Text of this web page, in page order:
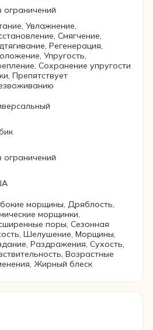
ограничений
Увлажнение,
Смягчение,
Регенерация,
Упругость,
Сохранение упругости
Препятствует
ограничений
морщины, Дряблость,
морщинки,
поры, Сезонная
Шелушение, Морщины,
Раздражения, Сухость,
Возрастные
Жирный блеск